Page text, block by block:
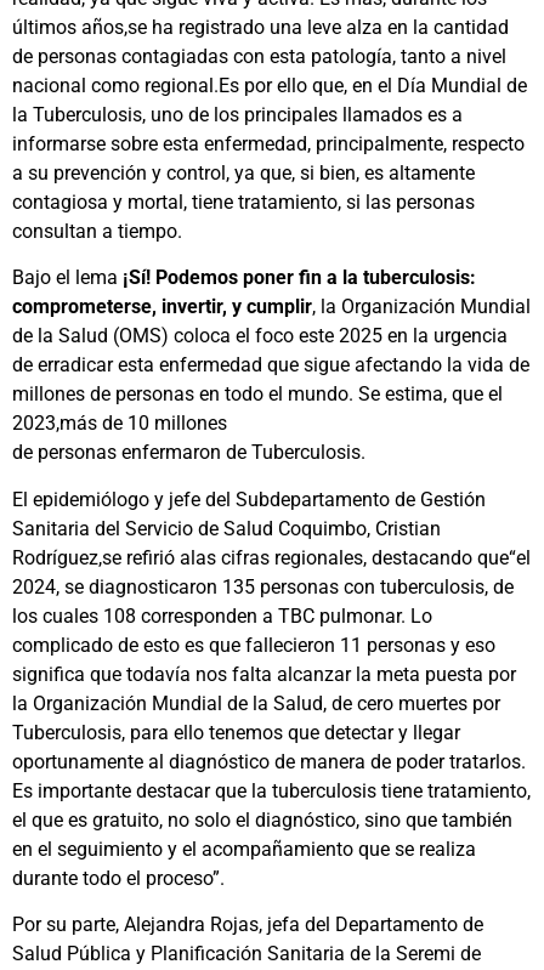
últimos años,se ha registrado una leve alza en la cantidad
de personas contagiadas con esta patología, tanto a nivel
nacional como regional.Es por ello que, en el Día Mundial de
la Tuberculosis, uno de los principales llamados es a
informarse sobre esta enfermedad, principalmente, respecto
a su prevención y control, ya que, si bien, es altamente
contagiosa y mortal, tiene tratamiento, si las personas
consultan a tiempo.
Bajo el lema ¡Sí! Podemos poner fin a la tuberculosis:
comprometerse, invertir, y cumplir, la Organización Mundial
de la Salud (OMS) coloca el foco este 2025 en la urgencia
de erradicar esta enfermedad que sigue afectando la vida de
millones de personas en todo el mundo. Se estima, que el
2023,más de 10 millones
de personas enfermaron de Tuberculosis.
El epidemiólogo y jefe del Subdepartamento de Gestión
Sanitaria del Servicio de Salud Coquimbo, Cristian
Rodríguez,se refirió alas cifras regionales, destacando que“el
2024, se diagnosticaron 135 personas con tuberculosis, de
los cuales 108 corresponden a TBC pulmonar. Lo
complicado de esto es que fallecieron 11 personas y eso
significa que todavía nos falta alcanzar la meta puesta por
la Organización Mundial de la Salud, de cero muertes por
Tuberculosis, para ello tenemos que detectar y llegar
oportunamente al diagnóstico de manera de poder tratarlos.
Es importante destacar que la tuberculosis tiene tratamiento,
el que es gratuito, no solo el diagnóstico, sino que también
en el seguimiento y el acompañamiento que se realiza
durante todo el proceso”.
Por su parte, Alejandra Rojas, jefa del Departamento de
Salud Pública y Planificación Sanitaria de la Seremi de